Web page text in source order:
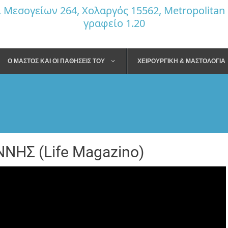
264, Χολαργός 15562, Metropolitan
γραφείο 1.20
Ο ΜΑΣΤΟΣ ΚΑΙ ΟΙ ΠΑΘΗΣΕΙΣ ΤΟΥ
Χρώμα & υφή δέρματος
Μαστογραφία
ΧΕΙΡΟΥΡΓΙΚΗ & ΜΑΣΤΟΛΟΓΙΑ
(Life Magazino)